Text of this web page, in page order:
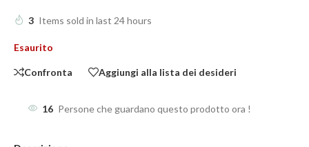
3 Items sold in last 24 hours
Esaurito
Confronta Aggiungi alla lista dei desideri
16 Persone che guardano questo prodotto ora !